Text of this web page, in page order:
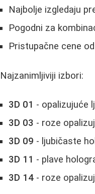
Najbolje izgledaju
Pogodni za
Pristupačne cene
Najzanimljiviji izbori:
3D 01 - opalizujuće
3D 03 - roze
3D 09 - ljubičaste
3D 11 - plave
3D 14 - roze